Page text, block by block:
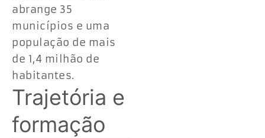
abrange 35
municípios e uma
população de mais
de 1,4 milhão de
habitantes.
Trajetória e
formação